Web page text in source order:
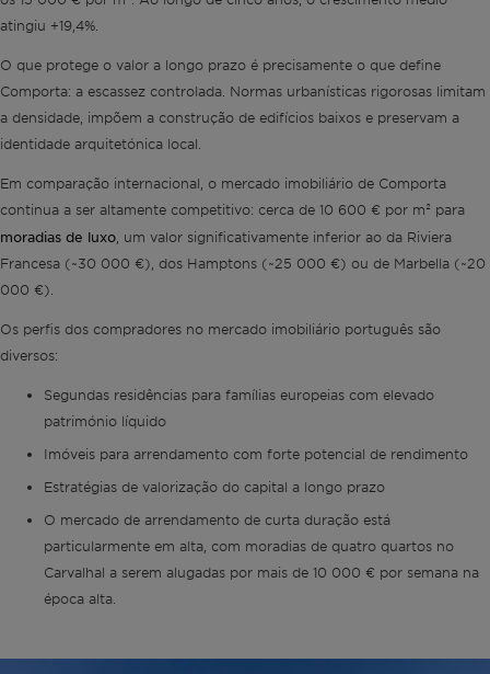
atingiu +19,4%.
O que protege o valor a longo prazo é precisamente o que define
Comporta: a escassez controlada. Normas urbanísticas rigorosas limitam
a densidade, impõem a construção de edifícios baixos e preservam a
identidade arquitetónica local.
Em comparação internacional, o mercado imobiliário de Comporta
continua a ser altamente competitivo: cerca de 10 600 € por m² para
moradias de luxo , um valor significativamente inferior ao da Riviera
Francesa (~30 000 €), dos Hamptons (~25 000 €) ou de Marbella (~20
000 €).
Os perfis dos compradores no mercado imobiliário português são
diversos:
Segundas residências para famílias europeias com elevado
património líquido
Imóveis para arrendamento com forte potencial de rendimento
Estratégias de valorização do capital a longo prazo
O mercado de arrendamento de curta duração está
particularmente em alta, com moradias de quatro quartos no
Carvalhal a serem alugadas por mais de 10 000 € por semana na
época alta.